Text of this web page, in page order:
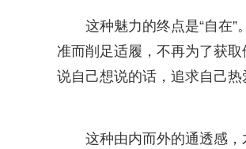
这种魅力的终点是“自在
准而削足适履，不再为了获
说自己想说的话，追求自己热
这种由内而外的通透感